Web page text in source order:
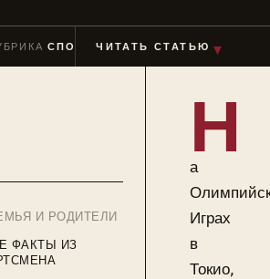
СПОРТСМЕНЫ ЧТЕНИЕ
ЧИТАТЬ СТАТЬЮ ▼
И РОДИТЕЛИ
ФАКТЫ ИЗ
Н
а
Играх
в
Токио,